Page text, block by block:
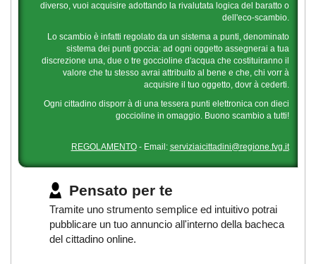
diverso, vuoi acquisire adottando la rivalutata logica del baratto o
dell'eco-scambio.
Lo scambio è infatti regolato da un sistema a punti, denominato
sistema dei punti goccia: ad ogni oggetto assegnerai a tua
discrezione una, due o tre goccioline d'acqua che costituiranno il
valore che tu stesso avrai attribuito al bene e che, chi vorr à
acquisire il tuo oggetto, dovr à cederti.
Ogni cittadino disporr à di una tessera punti elettronica con dieci
goccioline in omaggio. Buono scambio a tutti!
REGOLAMENTO- Email: serviziaicittadini@regione.fvg.it
Pensato per te
Tramite uno strumento semplice ed intuitivo potrai
pubblicare un tuo annuncio all'interno della bacheca
del cittadino online.